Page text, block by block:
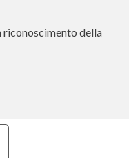
riconoscimento della